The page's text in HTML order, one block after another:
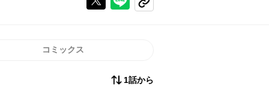
コピーする
コミックス
1話から